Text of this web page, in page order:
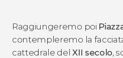
Raggiungeremo poi
contempleremo la
cattedrale delXII secolo,